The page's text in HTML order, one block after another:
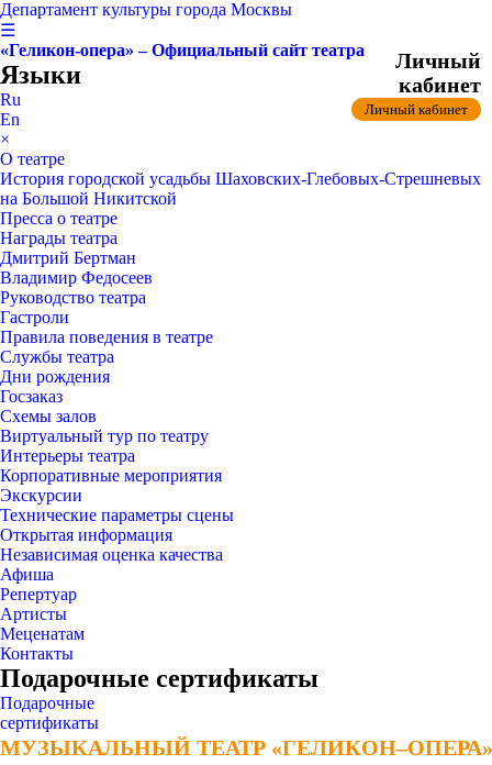
Департамент культуры города Москвы
☰
«Геликон-опера» – Официальный сайт театра
Языки
Ru
En
×
О театре
История городской усадьбы Шаховских-Глебовых-Стрешневых
на Большой Никитской
Пресса о театре
Награды театра
Дмитрий Бертман
Владимир Федосеев
Руководство театра
Гастроли
Правила поведения в театре
Службы театра
Дни рождения
Госзаказ
Схемы залов
Виртуальный тур по театру
Интерьеры театра
Корпоративные мероприятия
Экскурсии
Технические параметры сцены
Открытая информация
Независимая оценка качества
Афиша
Репертуар
Артисты
Меценатам
Контакты
Подарочные сертификаты
Подарочные
сертификаты
МУЗЫКАЛЬНЫЙ ТЕАТР «ГЕЛИКОН–ОПЕРА»
МУЗЫКАЛЬНЫЙ ТЕАТР «ГЕЛИКОН–ОПЕРА»
Личный
кабинет
Личный кабинет